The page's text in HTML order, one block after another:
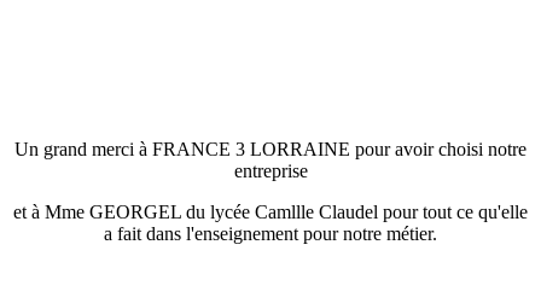
Un grand merci à FRANCE 3 LORRAINE pour avoir choisi notre
entreprise
et à Mme GEORGEL du lycée Camllle Claudel pour tout ce qu'elle
a fait dans l'enseignement pour notre métier.